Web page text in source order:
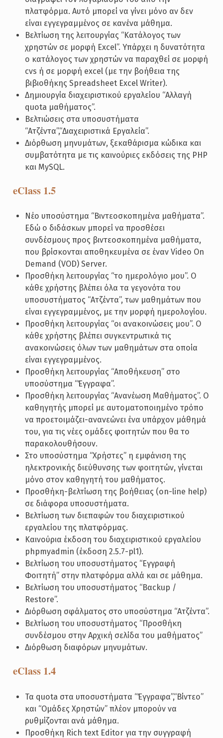
πλατφόρμα. Αυτό μπορεί να γίνει μόνο αν δεν
είναι εγγεγραμμένος σε κανένα μάθημα.
Βελτίωση της λειτουργίας “Κατάλογος των
χρηστών σε μορφή Excel”. Υπάρχει η δυνατότητα
ο κατάλογος των χρηστών να παραχθεί σε μορφή
cvs ή σε μορφή excel (με την βοήθεια της
βιβιοθήκης Spreadsheet Excel Writer).
Δημιουργία διαχειριστικού εργαλείου “Αλλαγή
quota μαθήματος”.
Βελτιώσεις στα υποσυστήματα
“Ατζέντα”,“Διαχειριστικά Εργαλεία”.
Διόρθωση μηνυμάτων, ξεκαθάρισμα κώδικα και
συμβατότητα με τις καινούριες εκδόσεις της PHP
και MySQL.
eClass 1.5
Νέο υποσύστημα “Βιντεοσκοπημένα μαθήματα”.
Εδώ ο διδάσκων μπορεί να προσθέσει
συνδέσμους προς βιντεοσκοπημένα μαθήματα,
που βρίσκονται αποθηκευμένα σε έναν Video On
Demand (VOD) Server.
Προσθήκη λειτουργίας “το ημερολόγιο μου”. Ο
κάθε χρήστης βλέπει όλα τα γεγονότα του
υποσυστήματος “Ατζέντα”, των μαθημάτων που
είναι εγγεγραμμένος, με την μορφή ημερολογίου.
Προσθήκη λειτουργίας “οι ανακοινώσεις μου”. Ο
κάθε χρήστης βλέπει συγκεντρωτικά τις
ανακοινώσεις όλων των μαθημάτων στα οποία
είναι εγγεγραμμένος.
Προσθήκη λειτουργίας “Αποθήκευση” στο
υποσύστημα “Έγγραφα”.
Προσθήκη λειτουργίας “Ανανέωση Μαθήματος”. Ο
καθηγητής μπορεί με αυτοματοποιημένο τρόπο
να προετοιμάζει-ανανεώνει ένα υπάρχον μάθημά
του, για τις νέες ομάδες φοιτητών που θα το
παρακολουθήσουν.
Στο υποσύστημα “Χρήστες” η εμφάνιση της
ηλεκτρονικής διεύθυνσης των φοιτητών, γίνεται
μόνο στον καθηγητή του μαθήματος.
Προσθήκη-βελτίωση της βοήθειας (on-line help)
σε διάφορα υποσυστήματα.
Βελτίωση των διεπαφών του διαχειριστικού
εργαλείου της πλατφόρμας.
Καινούρια έκδοση του διαχειριστικού εργαλείου
phpmyadmin (έκδοση 2.5.7-pl1).
Βελτίωση του υποσυστήματος “Εγγραφή
Φοιτητή” στην πλατφόρμα αλλά και σε μάθημα.
Βελτίωση του υποσυστήματος “Βαckup /
Restore”.
Διόρθωση σφάλματος στο υποσύστημα “Ατζέντα”.
Βελτίωση του υποσυστήματος “Προσθήκη
συνδέσμου στην Αρχική σελίδα του μαθήματος”
Διόρθωση διαφόρων μηνυμάτων.
eClass 1.4
Τα quota στα υποσυστήματα “Έγγραφα”,“Βίντεο”
και “Ομάδες Χρηστών” πλέον μπορούν να
ρυθμίζονται ανά μάθημα.
Προσθήκη Rich text Editor για την συγγραφή